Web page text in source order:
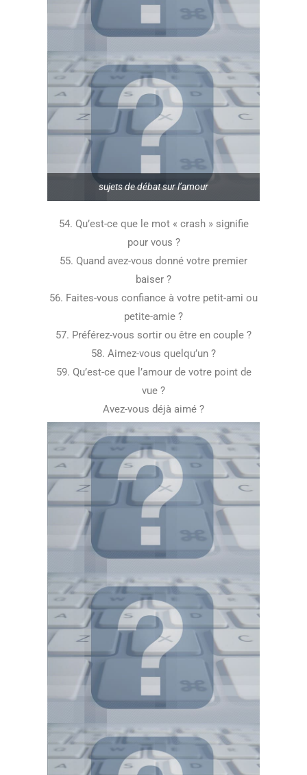
sujets de débat sur l’amour
54. Qu’est-ce que le mot « crash » signifie
pour vous ?
55. Quand avez-vous donné votre premier
baiser ?
56. Faites-vous confiance à votre petit-ami ou
petite-amie ?
57. Préférez-vous sortir ou être en couple ?
58. Aimez-vous quelqu’un ?
59. Qu’est-ce que l’amour de votre point de
vue ?
Avez-vous déjà aimé ?